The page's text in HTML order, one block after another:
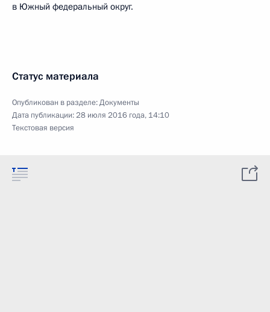
в Южный федеральный округ.
Статус материала
Опубликован в разделе:Документы
Дата публикации:28 июля 2016 года, 14:10
Текстовая версия